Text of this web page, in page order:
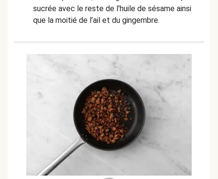
sucrée avec le reste de l'huile de sésame ainsi
que la moitié de l’ail et du gingembre.